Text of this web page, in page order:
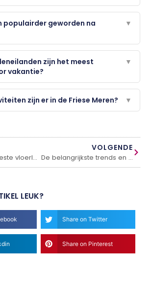
populairder geworden na
▼
zijn het meest
vakantie?
▼
zijn er in de Friese Meren? ▼
Zo vindt u het beste vloerluik op maat!
VOLGENDE
De belangrijkste trends en ontwikkelingen voor prefab betonbouw
LEUK?
Share on Twitter
Share on Pinterest